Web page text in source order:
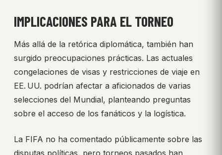
IMPLICACIONES PARA EL TORNEO
Más allá de la retórica diplomática, también han
surgido preocupaciones prácticas. Las actuales
congelaciones de visas y restricciones de viaje en
EE. UU. podrían afectar a aficionados de varias
selecciones del Mundial, planteando preguntas
sobre el acceso de los fanáticos y la logística.
La FIFA no ha comentado públicamente sobre las